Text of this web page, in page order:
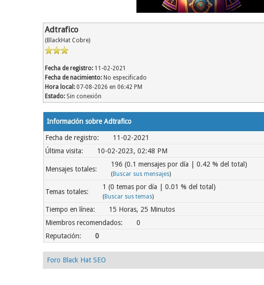
Adtrafico
(BlackHat Cobre)
Fecha de registro: 11-02-2021
Fecha de nacimiento: No especificado
Hora local: 07-08-2026 en 06:42 PM
Estado: Sin conexión
Información sobre Adtrafico
Fecha de registro:
11-02-2021
Última visita:
10-02-2023, 02:48 PM
Mensajes totales:
196 (0.1 mensajes por día | 0.42 % del total)
(Buscar sus mensajes)
Temas totales:
1 (0 temas por día | 0.01 % del total)
(Buscar sus temas)
Tiempo en línea:
15 Horas, 25 Minutos
Miembros recomendados:
0
Reputación:
0
Foro Black Hat SEO